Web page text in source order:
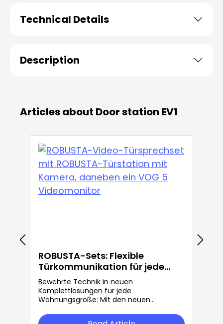
Technical Details
Description
Articles about Door station EV1
ROBUSTA-Sets: Flexible
Türkommunikation für jede
Anforderung
Bewährte Technik in neuen
Komplettlösungen für jede
Wohnungsgröße: Mit den neuen
Flexibilität in der Türkommunikation.